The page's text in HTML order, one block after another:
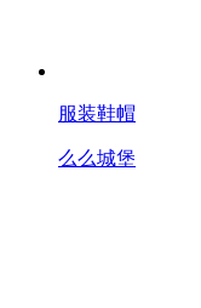
服装鞋帽
么么城堡